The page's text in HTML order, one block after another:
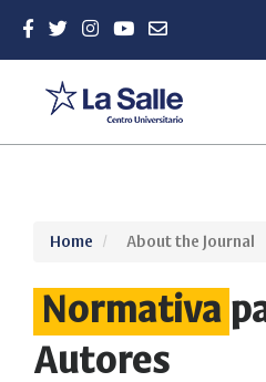
content
Main
Navigation
Home About the Journal
Normativa
Autores